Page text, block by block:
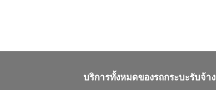
บริการทั้งหมดของรถกระบะรับจ้าง